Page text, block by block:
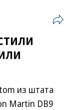
из штата
Martin DB9